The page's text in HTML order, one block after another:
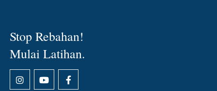
Stop Rebahan!
Mulai Latihan.